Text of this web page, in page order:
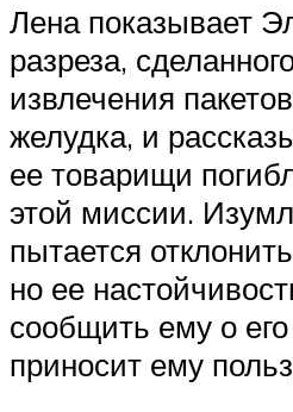
Лена показывает
разреза,
извлечения
желудка, и
ее товарищи
этой миссии.
пытается
но ее
сообщить ему о его
приносит ему